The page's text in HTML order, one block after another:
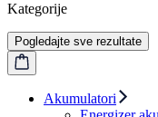
Kategorije
Pogledajte sve rezultate
Akumulatori